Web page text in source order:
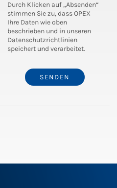
Durch Klicken auf „Absenden“
stimmen Sie zu, dass OPEX
Ihre Daten wie oben
beschrieben und in unseren
Datenschutzrichtlinien
speichert und verarbeitet.